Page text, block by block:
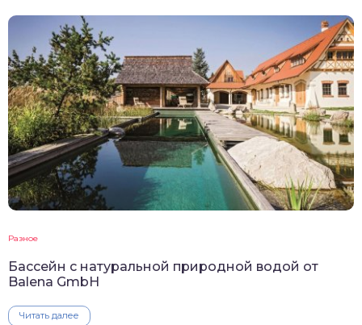
Разное
Бассейн с натуральной природной водой от
Balena GmbH
Читать далее